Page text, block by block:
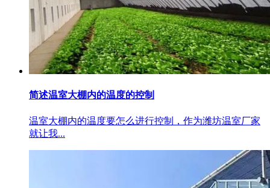
简述温室大棚内的温度的控制
温室大棚内的温度要怎么进行控制，作为潍坊温室厂家
就让我...